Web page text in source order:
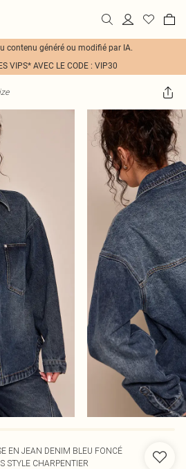
contenu généré ou modifié par IA.
VIPS* AVEC LE CODE : VIP30
EN JEAN DENIM BLEU FONCÉ
STYLE CHARPENTIER